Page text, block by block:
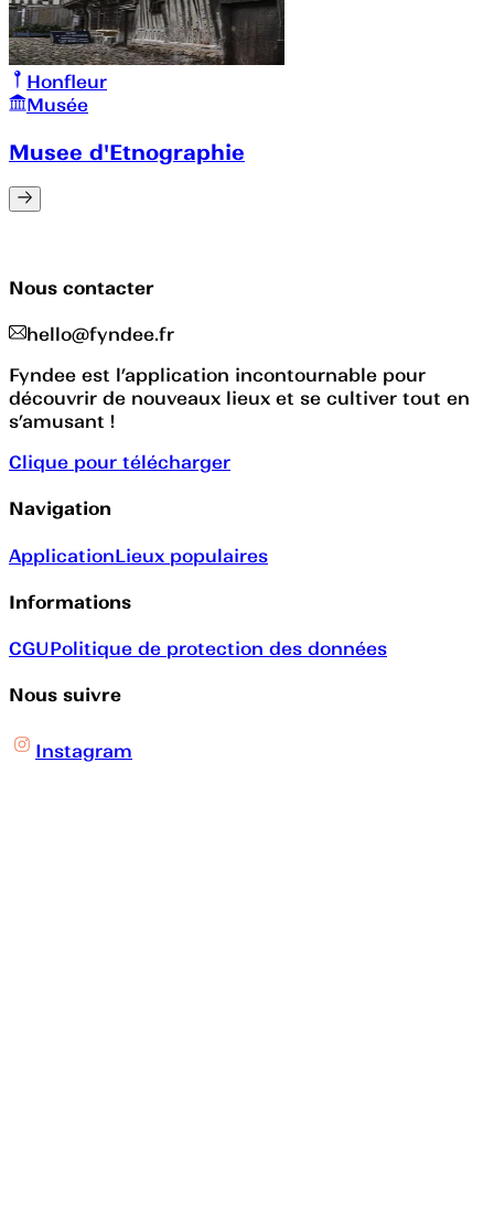
Honfleur
Musée
Musee d'Etnographie
Nous contacter
hello@fyndee.fr
Fyndee est l’application incontournable pour
découvrir de nouveaux lieux et se cultiver tout en
s’amusant !
Clique pour télécharger
Navigation
ApplicationLieux populaires
Informations
CGUPolitique de protection des données
Nous suivre
Instagram